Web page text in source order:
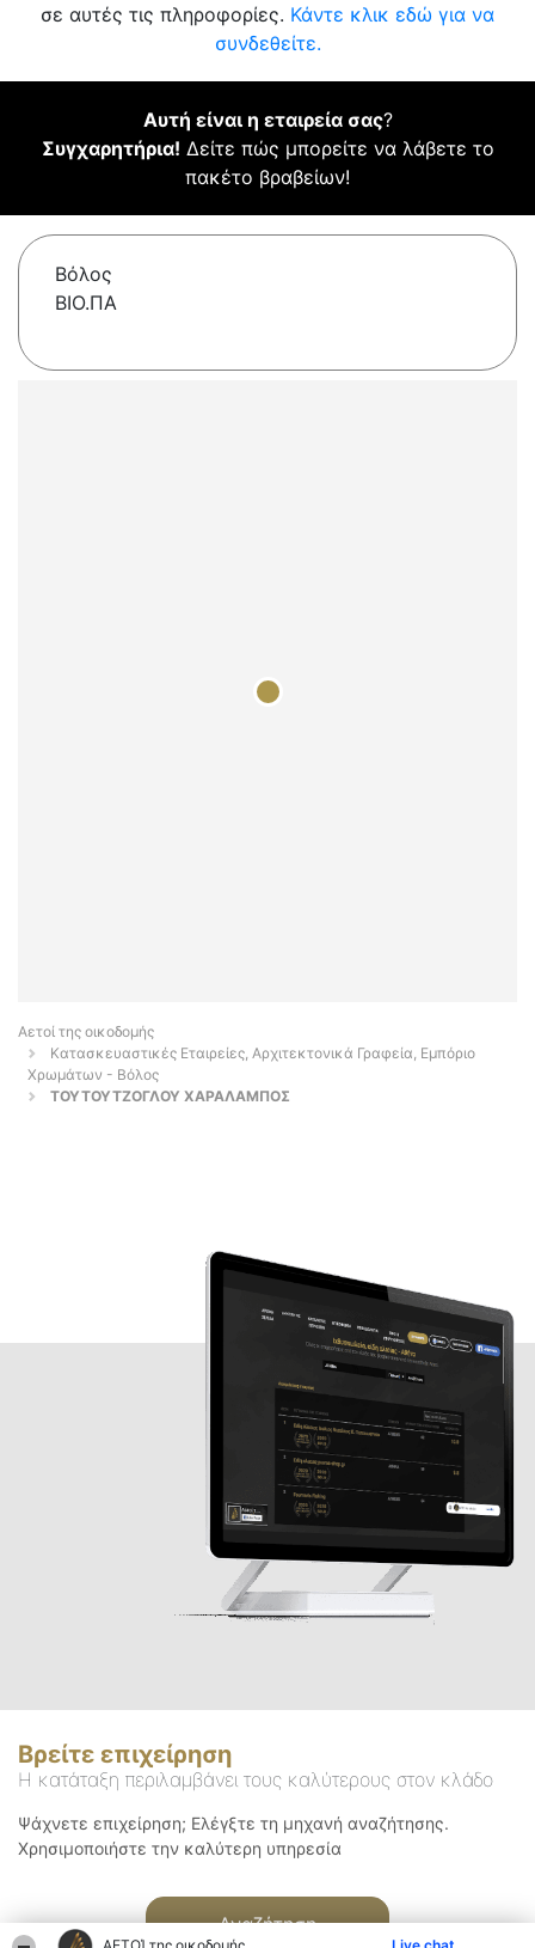
σε αυτές τις πληροφορίες. Κάντε κλικ εδώ για να
συνδεθείτε.
Αυτή είναι η εταιρεία σας?
Συγχαρητήρια! Δείτε πώς μπορείτε να λάβετε το
πακέτο βραβείων!
Βόλος
ΒΙΟ.ΠΑ
Αετοί της οικοδομής
Κατασκευαστικές Εταιρείες, Αρχιτεκτονικά Γραφεία, Εμπόριο
Χρωμάτων - Βόλος
ΤΟΥΤΟΥΤΖΟΓΛΟΥ ΧΑΡΑΛΑΜΠΟΣ
Βρείτε επιχείρηση
Η κατάταξη περιλαμβάνει τους καλύτερους στον κλάδο
Ψάχνετε επιχείρηση; Ελέγξτε τη μηχανή αναζήτησης.
Χρησιμοποιήστε την καλύτερη υπηρεσία
Αναζήτηση